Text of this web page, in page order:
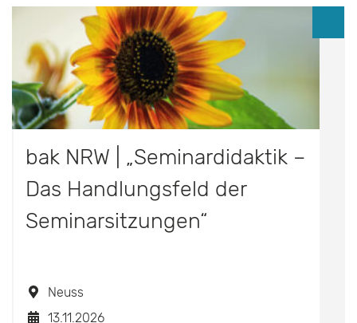
bak NRW | „Seminardidaktik –
Das Handlungsfeld der
Seminarsitzungen“
Neuss
13.11.2026